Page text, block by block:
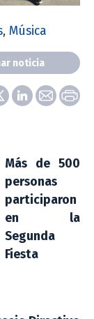
, Música
noticia
Más de 500
personas
participaron
en la
Segunda
Fiesta